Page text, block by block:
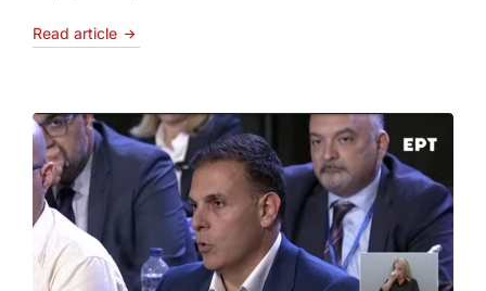
Read article